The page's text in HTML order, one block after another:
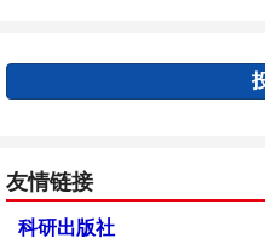
友情链接
科研出版社